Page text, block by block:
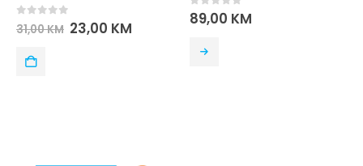
0out of 5
31,00KM 23,00 KM
0out of 5
89,00 KM